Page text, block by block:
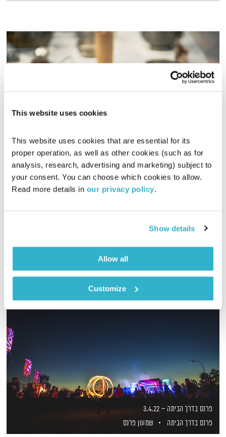
This website uses cookies
This website uses cookies that are essential for its
proper operation, as well as other cookies (such as for
analysis, research, advertising and marketing) subject to
your consent. You can choose which cookies to allow.
Read more details in our privacy policy.
Show details
Allow all
Customize
מדיטציית צלילים
דרור רדה
04.09.22
00:30:07
אודיו
פרנס בדרך הביתה – 3.4.22
פרנס בדרך הביתה
שמעון פרנס